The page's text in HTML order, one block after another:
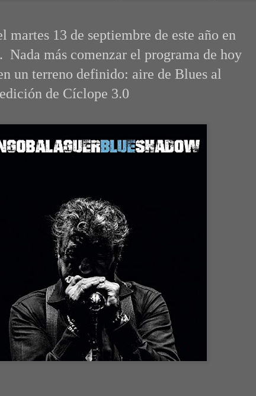
martes 13 de septiembre de este año en
Nada más comenzar el programa de hoy
un terreno definido: aire de Blues al
de Cíclope 3.0